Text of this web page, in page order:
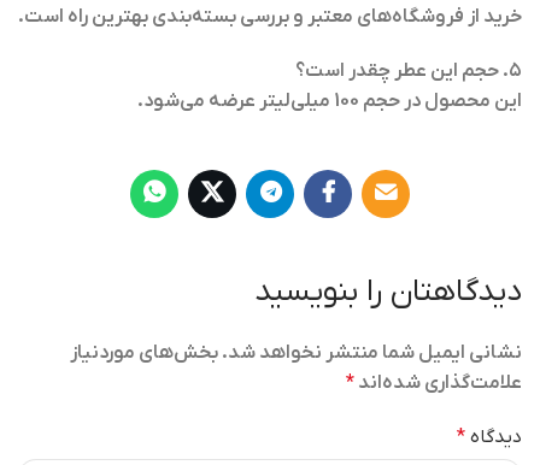
خرید از فروشگاه‌های معتبر و بررسی بسته‌بندی بهترین راه است.
۵. حجم این عطر چقدر است؟
این محصول در حجم 100 میلی‌لیتر عرضه می‌شود.
دیدگاهتان را بنویسید
نشانی ایمیل شما منتشر نخواهد شد. بخش‌های موردنیاز
علامت‌گذاری شده‌اند *
دیدگاه *